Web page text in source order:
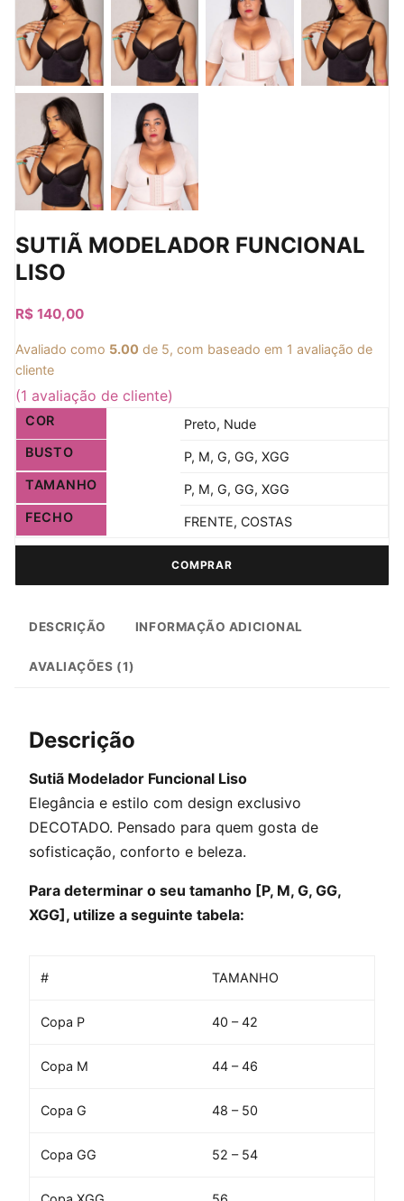
SUTIÃ MODELADOR FUNCIONAL
LISO
R$ 140,00
Avaliado como 5.00 de 5, com baseado em 1 avaliação de
cliente
(1 avaliação de cliente)
COR
Preto, Nude
BUSTO
P, M, G, GG, XGG
TAMANHO
P, M, G, GG, XGG
FECHO
FRENTE, COSTAS
COMPRAR
DESCRIÇÃO INFORMAÇÃO ADICIONAL
AVALIAÇÕES (1)
Descrição
Sutiã Modelador Funcional Liso
Elegância e estilo com design exclusivo
DECOTADO. Pensado para quem gosta de
sofisticação, conforto e beleza.
Para determinar o seu tamanho [P, M, G, GG,
XGG], utilize a seguinte tabela:
# TAMANHO
Copa P 40 – 42
Copa M 44 – 46
Copa G 48 – 50
Copa GG 52 – 54